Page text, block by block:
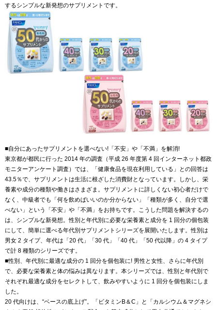
するシンプルな新発想のサプリメントです。
■自分にあったサプリメントを選べない!「不安」や「不満」を解消!
東京都が都民に行った 2014 年の調査（平成 26 年度第 4 回インターネット都政
モニターアンケート調査）では、「健康食品を現在利用している」との回答は
43.5％で、サプリメントは生活に根ざした消費財となっています。しかし、栄
養素や成分の種類や働きはさまざま。サプリメントに詳しくない初心者だけで
なく、中級者でも「何を飲めばいいのか分からない」「種類が多く、自分で選
べない」という「不安」や「不満」をお持ちです。こうした問題を解決するの
は、シンプルな新発想。性別と年代別に必要な栄養素と成分を 1 回分の個包装
にして、簡単に選べる年代別サプリメントシリーズを展開いたします。性別は
男女 2 タイプ、年代は「20 代」「30 代」「40 代」「50 代以降」の 4 タイプ
で計 8 種類のシリーズです。
■性別、年代別に最適な成分の 1 回分を個包装に! 男性と女性、さらに年代別
で、必要な栄養素と体の悩みは異なります。本シリーズでは、性別と年代別で
それぞれ最適な成分をセレクトして、飲みやすいように 1 回分を個包装にしま
した。
20 代向けは、“ベースの底上げ”。「ビタミンB＆C」と「カルシウム＆マグネシ